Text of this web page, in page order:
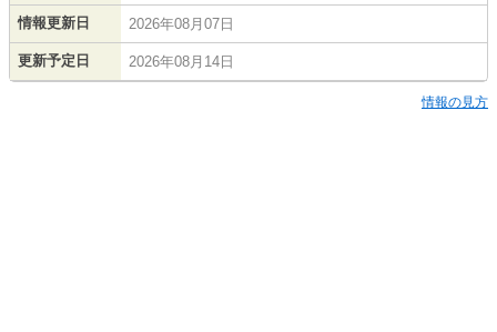
情報更新日 2026年08月07日
更新予定日 2026年08月14日
情報の見方